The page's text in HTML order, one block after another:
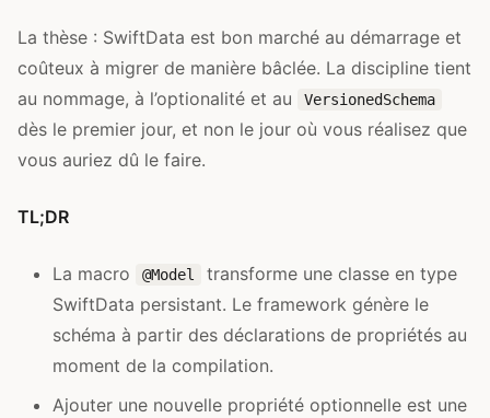
La thèse : SwiftData est bon marché au démarrage et
coûteux à migrer de manière bâclée. La discipline tient
au nommage, à l’optionalité et au
VersionedSchema
dès le premier jour, et non le jour où vous réalisez que
vous auriez dû le faire.
TL;DR
La macro @Model
transforme une classe en type
SwiftData persistant. Le framework génère le
schéma à partir des déclarations de propriétés au
moment de la compilation.
Ajouter une nouvelle propriété optionnelle est une